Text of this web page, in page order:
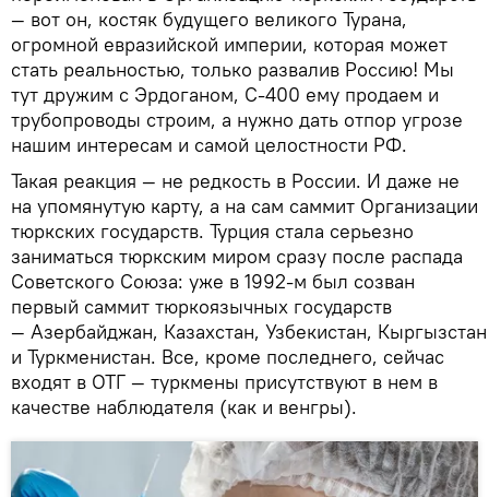
— вот он, костяк будущего великого Турана,
огромной евразийской империи, которая может
стать реальностью, только развалив Россию! Мы
тут дружим с Эрдоганом, С-400 ему продаем и
трубопроводы строим, а нужно дать отпор угрозе
нашим интересам и самой целостности РФ.
Такая реакция — не редкость в России. И даже не
на упомянутую карту, а на сам саммит Организации
тюркских государств. Турция стала серьезно
заниматься тюркским миром сразу после распада
Советского Союза: уже в 1992-м был созван
первый саммит тюркоязычных государств
— Азербайджан, Казахстан, Узбекистан, Кыргызстан
и Туркменистан. Все, кроме последнего, сейчас
входят в ОТГ — туркмены присутствуют в нем в
качестве наблюдателя (как и венгры).